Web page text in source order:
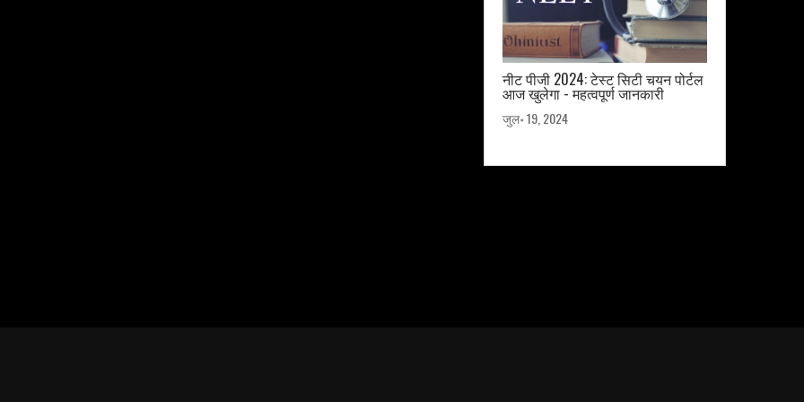
नीट पीजी 2024: टेस्ट सिटी चयन पोर्टल
आज खुलेगा - महत्वपूर्ण जानकारी
जुल॰ 19, 2024